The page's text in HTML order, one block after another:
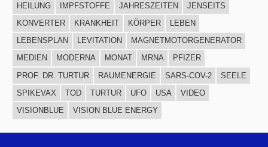
HEILUNG
IMPFSTOFFE JAHRESZEITEN
JENSEITS
KONVERTER
KRANKHEIT KÖRPER
LEBEN
LEBENSPLAN
LEVITATION
MAGNETMOTORGENERATOR
MEDIEN
MODERNA MONAT MRNA
PFIZER
PROF. DR. TURTUR
RAUMENERGIE SARS-COV-2
SEELE
SPIKEVAX
TOD TURTUR UFO USA
VIDEO
VISIONBLUE
VISION BLUE ENERGY